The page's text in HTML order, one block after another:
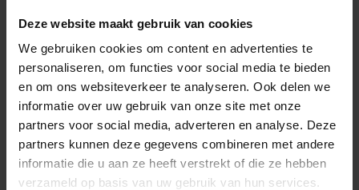
Deze website maakt gebruik van cookies
We gebruiken cookies om content en advertenties te
personaliseren, om functies voor social media te bieden
en om ons websiteverkeer te analyseren. Ook delen we
informatie over uw gebruik van onze site met onze
partners voor social media, adverteren en analyse. Deze
partners kunnen deze gegevens combineren met andere
informatie die u aan ze heeft verstrekt of die ze hebben
verzameld op basis van uw gebruik van hun services.
Beschrijving
Deze kurk op rol van 2 mm dik is een duurzame en
natuurlijke ondervloer, perfect voor gebruik onder laminaat,
parket, PVC, vinyl en keramische tegels. Gemaakt van
100% natuurkurk, biedt deze onderlaag uitstekende
geluidsdempende en warmte-isolerende eigenschappen